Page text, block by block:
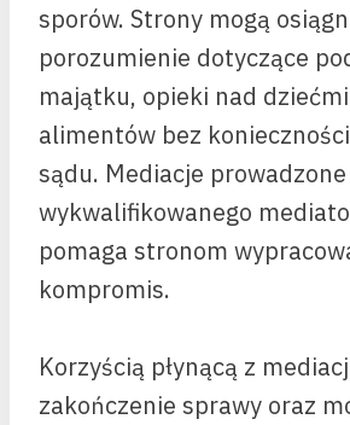
sporów. Strony mogą
porozumienie dotyczące
majątku, opieki nad
alimentów bez
sądu. Mediacje
wykwalifikowanego
pomaga stronom
kompromis.
Korzyścią płynącą z
zakończenie sprawy oraz